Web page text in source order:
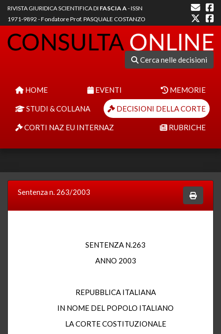
RIVISTA GIURIDICA SCIENTIFICA DI FASCIA A- ISSN
1971-9892 - Fondatore Prof. PASQUALE COSTANZO
Cerca nelle decisioni
HOME EVENTI MEMORIE
STUDI & COLLANA DECISIONI DELLA CORTE
CORTI NAZ EU INTERNAZ RUBRICHE
Sentenza n. 263/2003
SENTENZA N.263
ANNO 2003
REPUBBLICA ITALIANA
IN NOME DEL POPOLO ITALIANO
LA CORTE COSTITUZIONALE